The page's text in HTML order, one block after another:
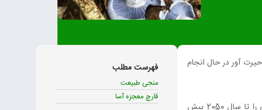
آور در حال انجام
در مقایسه با سال 2012، سازمان خواربار و کشاورزی ملل متحد (FAO) افزایش عظیم 50 درصدی تقاضای کشاورزی را تا سال 2050 پیش
فهرست مطلب
منجی طبیعت
قارچ معجزه آسا